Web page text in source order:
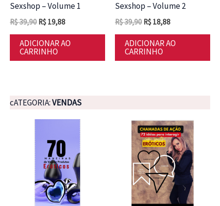
Sexshop – Volume 1
R$39,90 O
original
era:
R$ 39,90.
R$ 19,88O
atual
é:
R$ 19,88.
ADICIONAR AO
CARRINHO
Sexshop – Volume 2
R$39,90 O
original
era:
R$ 39,90.
R$ 18,88O
atual
é:
R$ 18,88.
ADICIONAR AO
CARRINHO
cATEGORIA:VENDAS